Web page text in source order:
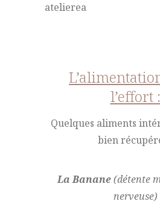
atelierea
l’effort :
Quelques aliments
bien
La Banane(détente
nerveuse)